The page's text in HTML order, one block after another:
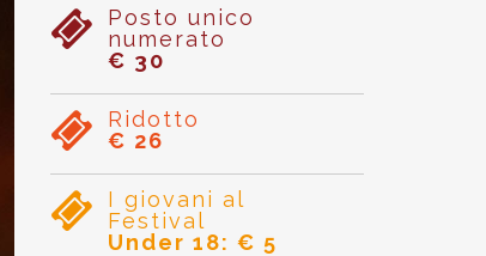
Posto unico
numerato
€ 30
Ridotto
€ 26
I giovani al
Festival
Under 18: € 5